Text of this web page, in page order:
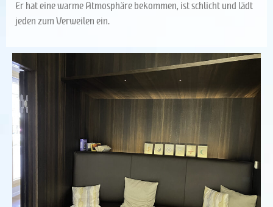
Er hat eine warme Atmosphäre bekommen, ist schlicht und lädt
jeden zum Verweilen ein.